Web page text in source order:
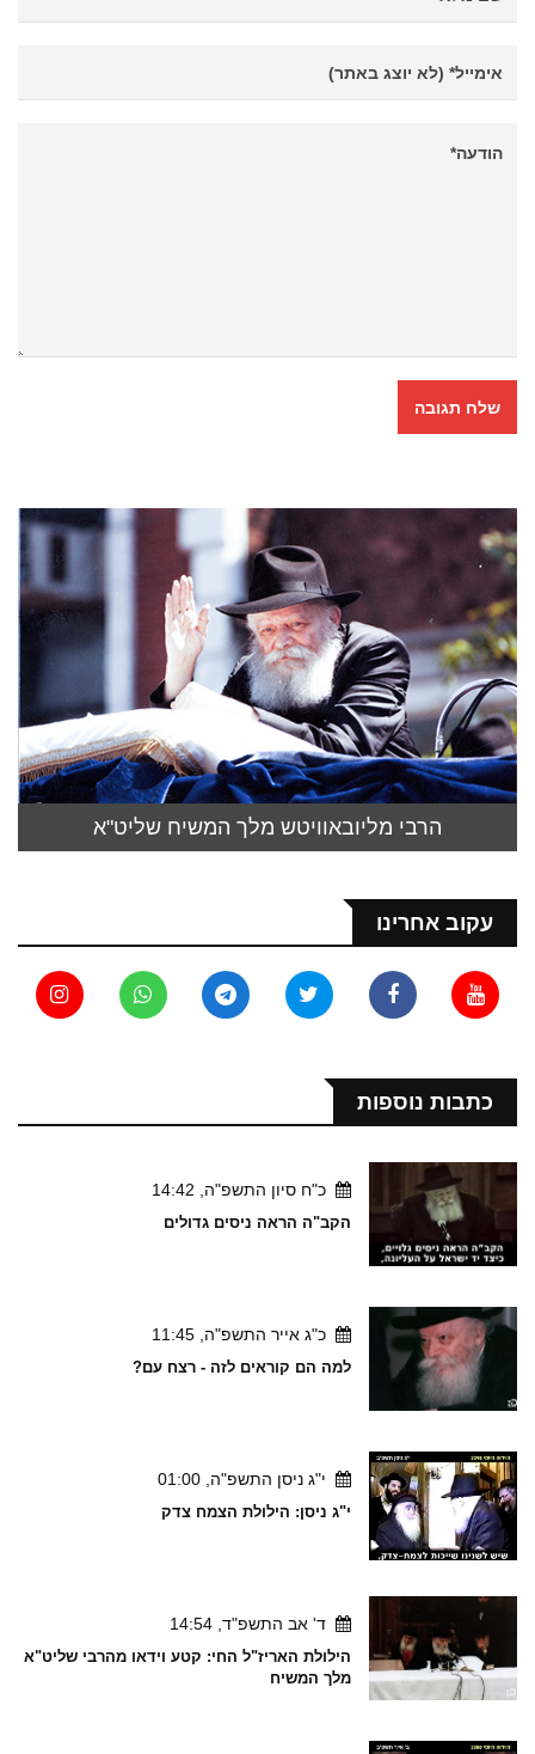
הרבי מליובאוויטש מלך המשיח שליט"א
עקוב אחרינו
כתבות נוספות
כ"ח סיון התשפ"ה, 14:42
הקב"ה הראה ניסים גדולים
כ"ג אייר התשפ"ה, 11:45
למה הם קוראים לזה - רצח עם?
י"ג ניסן התשפ"ה, 01:00
י"ג ניסן: הילולת הצמח צדק
ד' אב התשפ"ד, 14:54
הילולת האריז"ל החי: קטע וידאו מהרבי שליט"א
מלך המשיח